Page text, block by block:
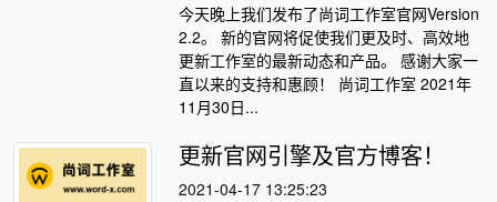
今天晚上我们发布了尚词工作室官网Version
2.2。 新的官网将促使我们更及时、高效地
更新工作室的最新动态和产品。 感谢大家一
直以来的支持和惠顾！ 尚词工作室 2021年
11月30日...
更新官网引擎及官方博客！
2021-04-17 13:25:23